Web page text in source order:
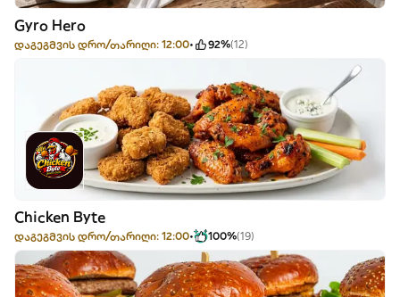
Gyro Hero
დაგეგმვის დრო/თარიღი: 12:00 92%(12)
Chicken Byte
დაგეგმვის დრო/თარიღი: 12:00 100%(19)